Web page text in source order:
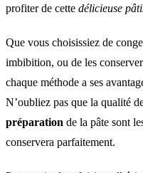
profiter de cette délicieuse
Que vous choisissiez de
imbibition, ou de les
chaque méthode a ses
N’oubliez pas que la qualité
préparation de la pâte sont
conservera parfaitement.